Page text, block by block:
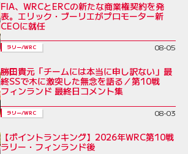
FIA、WRCとERCの新たな商業権契約を発
表。エリック・ブーリエがプロモーター新
CEOに就任
ラリー/WRC 08-05
勝田貴元「チームには本当に申し訳ない」最
終SSで木に激突した無念を語る／第10戦
フィンランド 最終日コメント集
ラリー/WRC 08-03
【ポイントランキング】2026年WRC第10戦
ラリー・フィンランド後